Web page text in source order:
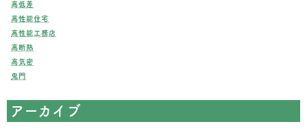
高低差
高性能住宅
高性能工務店
高断熱
高気密
鬼門
アーカイブ